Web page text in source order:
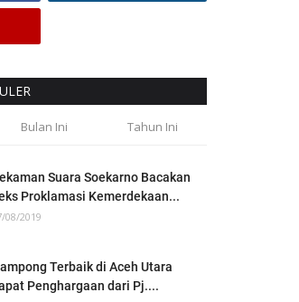
Bulan Ini Tahun Ini
Suara Soekarno Bacakan
Proklamasi Kemerdekaan...
08/2019
Terbaik di Aceh Utara
Penghargaan dari Pj....